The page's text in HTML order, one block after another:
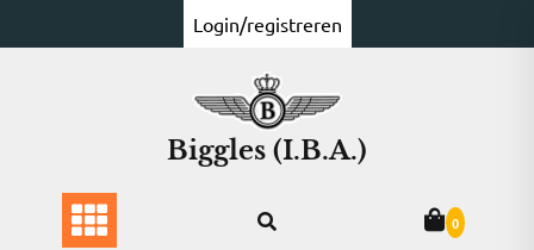
naar
Login/registreren
Biggles (I.B.A.)
0